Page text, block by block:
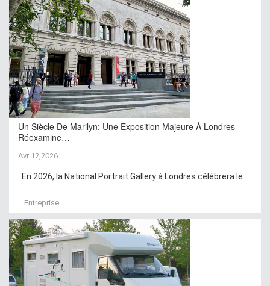
Un Siècle De Marilyn: Une Exposition Majeure À Londres
Réexamine…
Avr 12,2026
En 2026, la National Portrait Gallery à Londres célébrera le...
Entreprise